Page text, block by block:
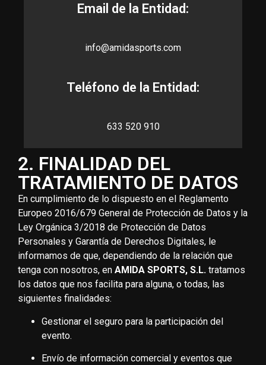
Email de la Entidad:
info@amidasports.com
Teléfono de la Entidad:
633 520 910
2. FINALIDAD DEL
TRATAMIENTO DE DATOS
En cumplimiento de lo dispuesto en el Reglamento
Europeo 2016/679 General de Protección de Datos y la
Ley Orgánica 3/2018 de Protección de Datos
Personales y Garantía de Derechos Digitales, le
informamos de que, dependiendo de la relación que
tenga con nosotros, en AMIDA SPORTS, S.L. tratamos
los datos que nos facilita para alguna, o todas, las
siguientes finalidades:
Gestionar el seguro para la participación del
evento.
Envío de información comercial y eventos que